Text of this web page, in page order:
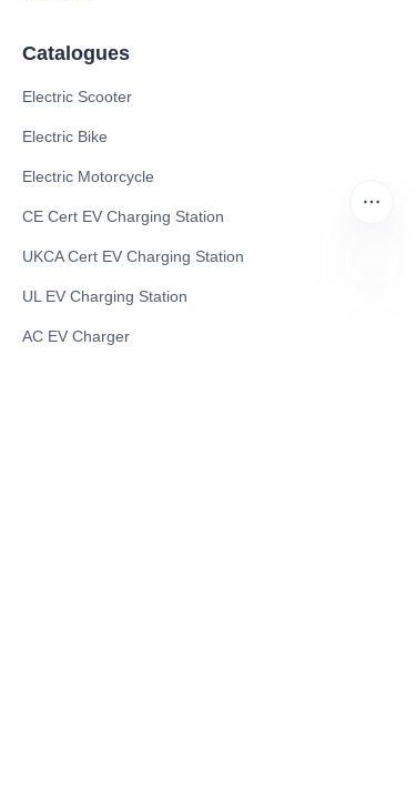
Catalogues
Electric Scooter
Electric Bike
Electric Motorcycle
CE Cert EV Charging Station
UKCA Cert EV Charging Station
UL EV Charging Station
AC EV Charger